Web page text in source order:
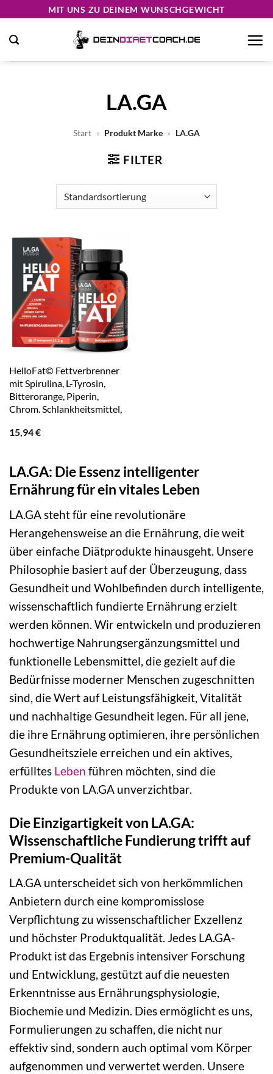
springen
MIT UNS ZU DEINEM WUNSCHGEWICHT
LA.GA
Start » Produkt Marke » LA.GA
FILTER
HelloFat© Fettverbrenner
mit Spirulina, L-Tyrosin,
Bitterorange, Piperin,
Chrom. Schlankheitsmittel,
15,94€
LA.GA: Die Essenz intelligenter
Ernährung für ein vitales Leben
LA.GA steht für eine revolutionäre
Herangehensweise an die Ernährung, die weit
über einfache Diätprodukte hinausgeht. Unsere
Philosophie basiert auf der Überzeugung, dass
Gesundheit und Wohlbefinden durch intelligente,
wissenschaftlich fundierte Ernährung erzielt
werden können. Wir entwickeln und produzieren
hochwertige Nahrungsergänzungsmittel und
funktionelle Lebensmittel, die gezielt auf die
Bedürfnisse moderner Menschen zugeschnitten
sind, die Wert auf Leistungsfähigkeit, Vitalität
und nachhaltige Gesundheit legen. Für all jene,
die ihre Ernährung optimieren, ihre persönlichen
Gesundheitsziele erreichen und ein aktives,
erfülltes Leben führen möchten, sind die
Produkte von LA.GA unverzichtbar.
Die Einzigartigkeit von LA.GA:
Wissenschaftliche Fundierung trifft auf
Premium-Qualität
LA.GA unterscheidet sich von herkömmlichen
Anbietern durch eine kompromisslose
Verpflichtung zu wissenschaftlicher Exzellenz
und höchster Produktqualität. Jedes LA.GA-
Produkt ist das Ergebnis intensiver Forschung
und Entwicklung, gestützt auf die neuesten
Erkenntnisse aus Ernährungsphysiologie,
Biochemie und Medizin. Dies ermöglicht es uns,
Formulierungen zu schaffen, die nicht nur
effektiv sind, sondern auch optimal vom Körper
aufgenommen und verwertet werden. Unsere